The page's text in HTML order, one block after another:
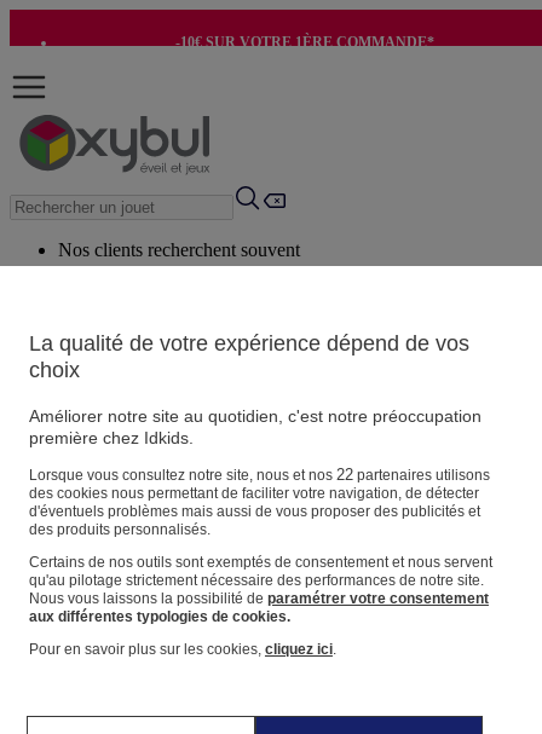
-10€ SUR VOTRE 1ÈRE COMMANDE*
Nos clients recherchent souvent
Conseils suggérés
Produits suggérés
Vos informations personnelles
Suivre une commande
Magasin
Panier
Favoris
La qualité de votre expérience dépend de vos
choix
Améliorer notre site au quotidien, c'est notre préoccupation
première chez Idkids.
Lorsque vous consultez notre site, nous et nos 22partenaires utilisons
des cookies nous permettant de faciliter votre navigation, de détecter
d'éventuels problèmes mais aussi de vous proposer des publicités et
des produits personnalisés.
Certains de nos outils sont exemptés de consentement et nous servent
qu'au pilotage strictement nécessaire des performances de notre site.
Nous vous laissons la possibilité de paramétrer votre consentement
aux différentes typologies de cookies.
Pour en savoir plus sur les cookies, cliquez ici.